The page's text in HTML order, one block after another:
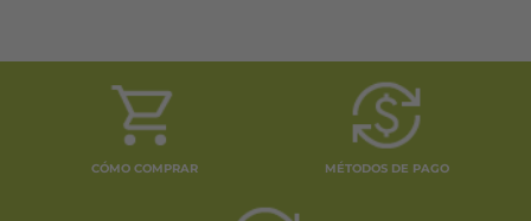
CÓMO COMPRAR MÉTODOS DE PAGO